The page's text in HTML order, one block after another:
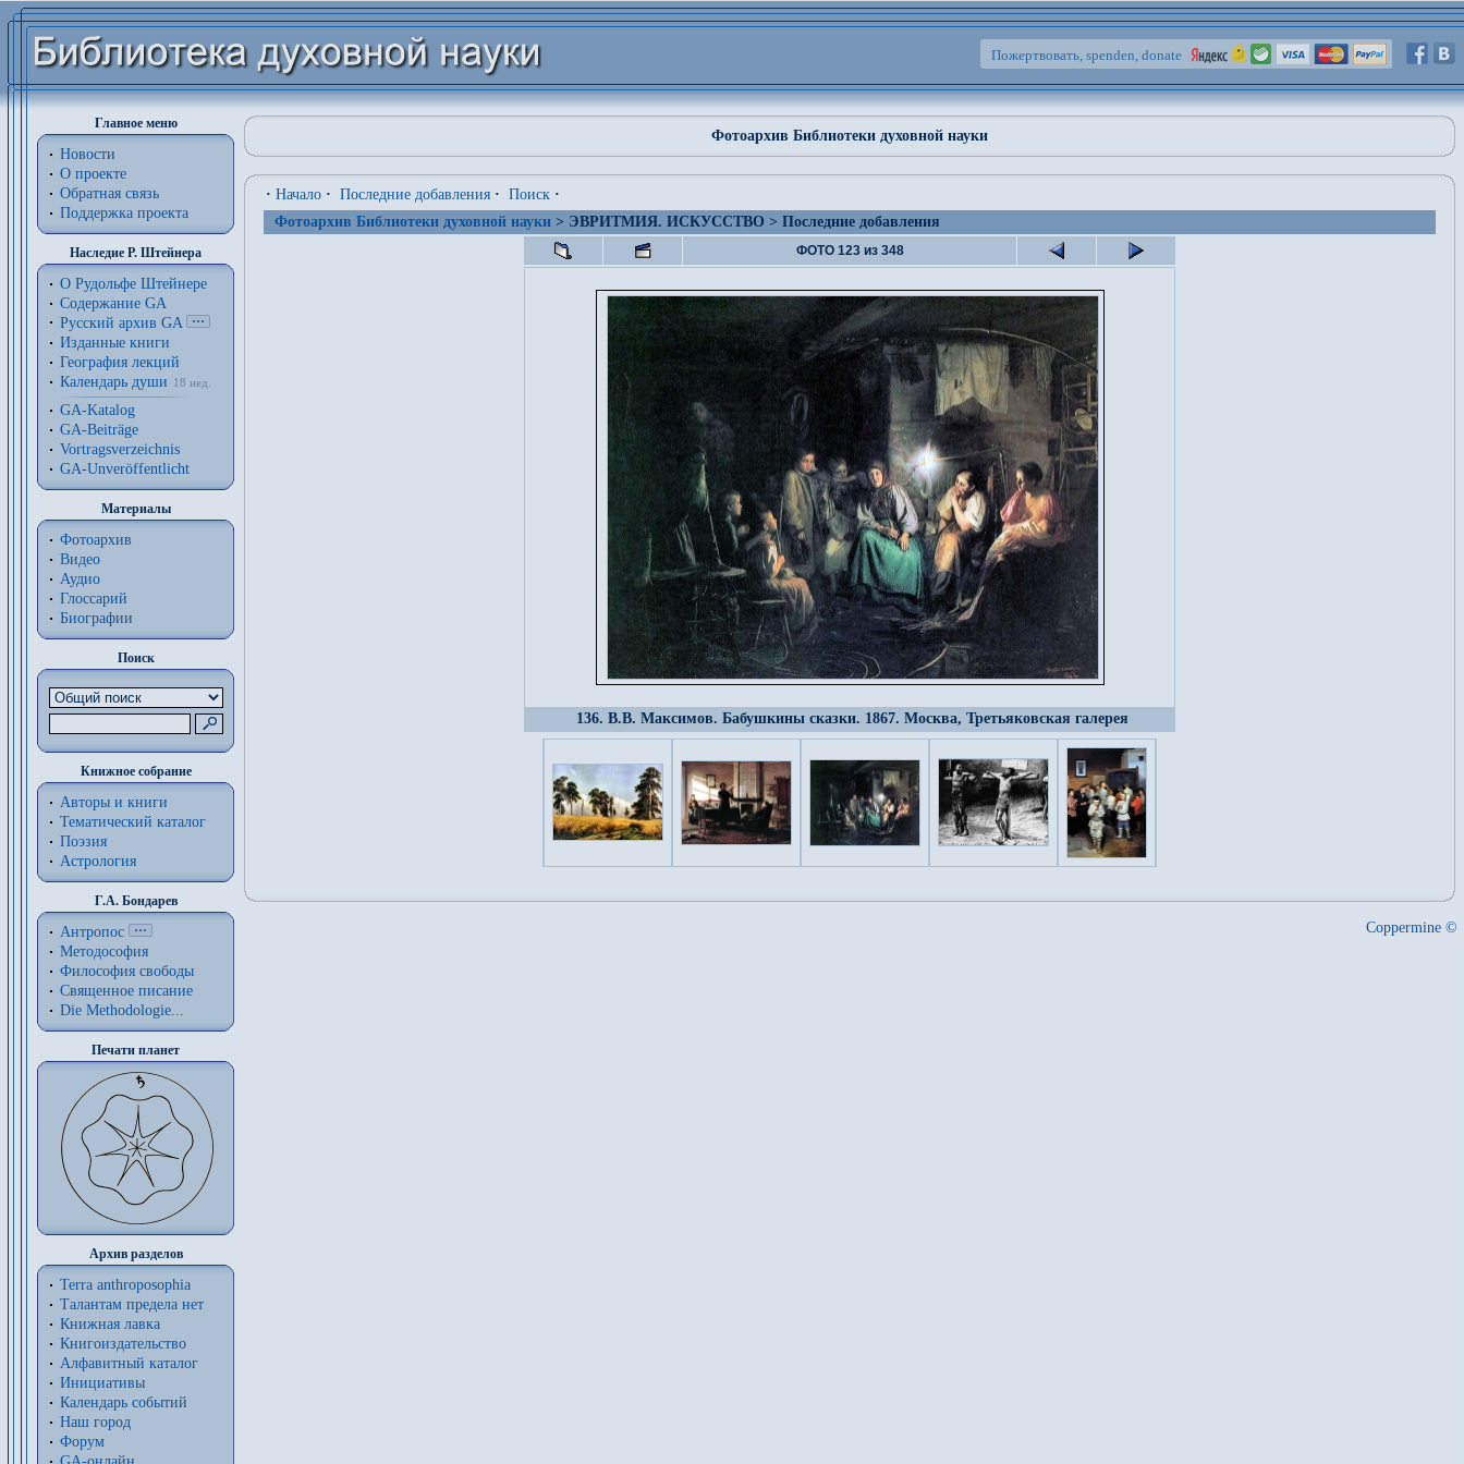
Пожертвовать, spenden, donate
Главное меню
Новости
О проекте
Обратная связь
Поддержка проекта
Наследие Р. Штейнера
О Рудольфе Штейнере
Содержание GA
Русский архив GA
Изданные книги
География лекций
Календарь души
18 нед.
GA-Katalog
GA-Beiträge
Vortragsverzeichnis
GA-Unveröffentlicht
Материалы
Фотоархив
Видео
Аудио
Глоссарий
Биографии
Поиск
Книжное собрание
Авторы и книги
Тематический каталог
Поэзия
Астрология
Г.А. Бондарев
Антропос
Методософия
Философия cвободы
Священное писание
Die Methodologie...
Печати планет
Архив разделов
Terra anthroposophia
Талантам предела нет
Книжная лавка
Книгоиздательство
Алфавитный каталог
Инициативы
Календарь событий
Наш город
Форум
Фотоархив Библиотеки духовной науки
· Начало · Последние добавления · Поиск ·
Фотоархив Библиотеки духовной науки > ЭВРИТМИЯ. ИСКУССТВО > Последние добавления
ФОТО 123 из 348
136. В.В. Максимов. Бабушкины сказки. 1867. Москва, Третьяковская галерея
Coppermine ©